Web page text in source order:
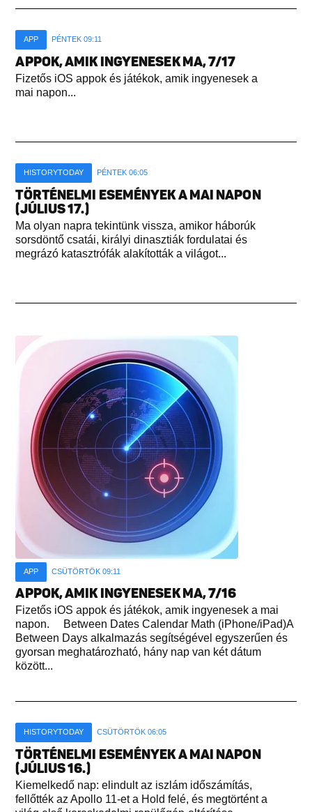
APP PÉNTEK 09:11
APPOK, AMIK INGYENESEK MA, 7/17
Fizetős iOS appok és játékok, amik ingyenesek a
mai napon...
HISTORYTODAY PÉNTEK 06:05
TÖRTÉNELMI ESEMÉNYEK A MAI NAPON
(JÚLIUS 17.)
Ma olyan napra tekintünk vissza, amikor háborúk
sorsdöntő csatái, királyi dinasztiák fordulatai és
megrázó katasztrófák alakították a világot...
APP CSÜTÖRTÖK 09:11
APPOK, AMIK INGYENESEK MA, 7/16
Fizetős iOS appok és játékok, amik ingyenesek a mai
napon. Between Dates Calendar Math (iPhone/iPad)A
Between Days alkalmazás segítségével egyszerűen és
gyorsan meghatározható, hány nap van két dátum
között...
HISTORYTODAY CSÜTÖRTÖK 06:05
TÖRTÉNELMI ESEMÉNYEK A MAI NAPON
(JÚLIUS 16.)
Kiemelkedő nap: elindult az iszlám időszámítás,
fellőtték az Apollo 11-et a Hold felé, és megtörtént a